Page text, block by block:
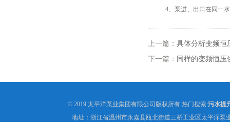
4、泵进、出口在同一水
上一篇： 具体分析变频恒
下一篇： 同样的变频恒
© 2019 太平洋泵业集团有限公司版权所有 热门搜索:污水提
地址：浙江省温州市永嘉县瓯北街道三桥工业区太平洋泵